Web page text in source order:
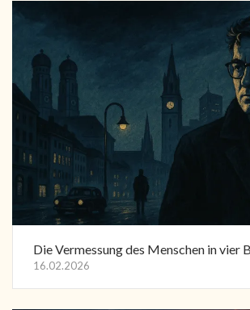
Die Vermessung des Menschen in vier
16.02.2026